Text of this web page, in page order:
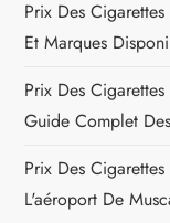
t
i
o
Prix Des
Et Marques
Prix Des
Guide Complet
Prix Des
L'aéroport De